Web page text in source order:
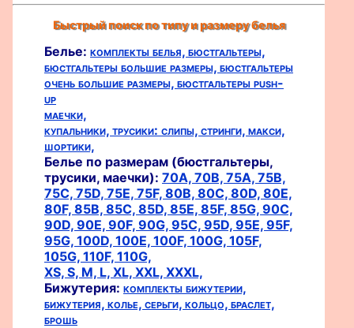
Быстрый поиск по типу и размеру белья
Белье: комплекты белья, бюстгальтеры,
бюстгальтеры большие размеры, бюстгальтеры
очень большие размеры, бюстгальтеры push-
up
маечки,
купальники, трусики: слипы, стринги, макси,
шортики,
Белье по размерам (бюстгальтеры,
трусики, маечки): 70A, 70B, 75A, 75B,
75C, 75D, 75E, 75F, 80B, 80C, 80D, 80E,
80F, 85B, 85C, 85D, 85E, 85F, 85G, 90C,
90D, 90E, 90F, 90G, 95C, 95D, 95E, 95F,
95G, 100D, 100E, 100F, 100G, 105F,
105G, 110F, 110G,
XS, S, M, L, XL, XXL, XXXL,
Бижутерия: комплекты бижутерии,
бижутерия, колье, серьги, кольцо, браслет,
брошь